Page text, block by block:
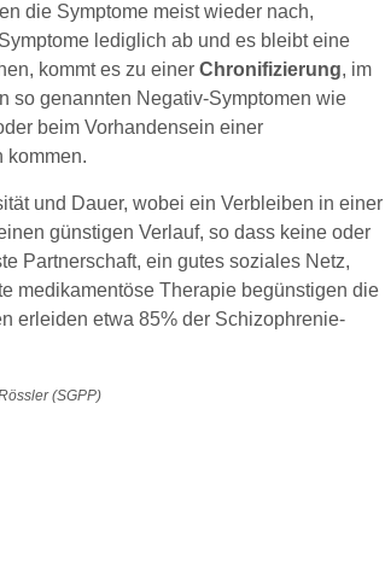
die Symptome meist wieder nach,
lediglich ab und es bleibt eine
kommt es zu einerChronifizierung, im
so genannten Negativ-Symptomen wie
beim Vorhandensein einer
kommen.
und Dauer, wobei ein Verbleiben in einer
günstigen Verlauf, so dass keine oder
Partnerschaft, ein gutes soziales Netz,
medikamentöse Therapie begünstigen die
erleiden etwa 85% der Schizophrenie-
(SGPP)